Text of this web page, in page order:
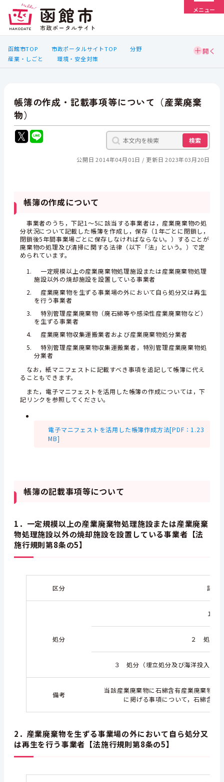
メニュー
函館市TOP 市政ポータルサイトTOP
分野
産業・しごと
環境・安全対策
帳簿の作成・記載事項等について（産業廃棄
物）
検索
公開日 2014年04月01日 更新日 2023年03月20日
帳簿の作成について
事業者のうち，下記1～5に該当する事業者は，産業廃棄物の処
分状況について記載した帳簿を作成し，保存（1年ごとに閉鎖し，
閉鎖後5年間事業場ごとに保存しなければならない。）することが
廃棄物の処理及び清掃に関する法律（以下「法」という。）で定
められています。
一定規模以上の産業廃棄物処理施設または産業廃棄物処理
施設以外の焼却施設を設置している事業者
産業廃棄物を生ずる事業場の外において自ら処分又は再生
を行う事業者
特別管理産業廃棄物（廃石綿等や感染性産業廃棄物など）
を生ずる事業者
産業廃棄物収集運搬業者および産業廃棄物処分業者
特別管理産業廃棄物収集運搬業者，特別管理産業廃棄物処
分業者
なお，紙マニフェストに記載すべき事項を追記して帳簿に代え
ることもできます。
また，電子マニフェストを活用した帳簿の作成については，下
記リンクを参照してください。
電子マニフェストを活用した帳簿作成方法[PDF：1.23
MB]
帳簿の記載事項等について
1．一定規模以上の産業廃棄物処理施設または産業廃棄
物処理施設以外の焼却施設を設置している事業者【法
施行規則第8条の5】
区分 記載
処分
１
２ 処分方
３ 処分（埋立処分及び海洋投入処
備考
当該産業廃棄物に石綿含有産業廃棄物が
に掲げる事項について，石綿含有
2．産業廃棄物を生ずる事業場の外において自ら処分又
は再生を行う事業者【法施行規則第8条の5】